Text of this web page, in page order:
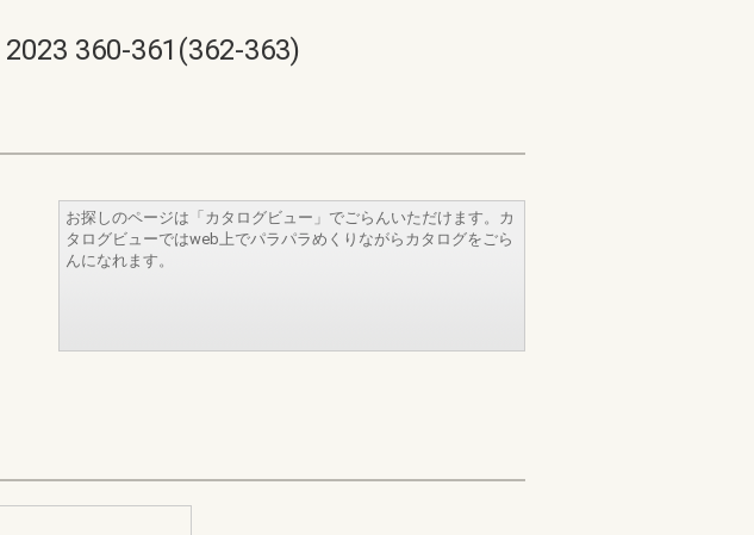
360-361(362-363)
お探しのページは「カタログビュー」でごらんいただけます。カ
タログビューではweb上でパラパラめくりながらカタログをごら
んになれます。